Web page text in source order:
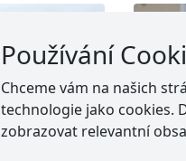
Používání
Chceme vám na našich
technologie jako cookies.
zobrazovat relevantní